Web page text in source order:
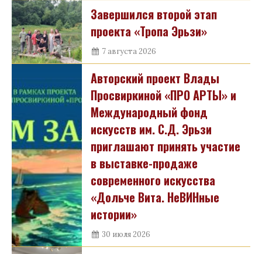
Завершился второй этап
проекта «Тропа Эрьзи»
7 августа 2026
Авторский проект Влады
Просвиркиной «ПРО АРТЫ» и
Международный фонд
искусств им. С.Д. Эрьзи
приглашают принять участие
в выставке-продаже
современного искусства
«Дольче Вита. НеВИНные
истории»
30 июля 2026